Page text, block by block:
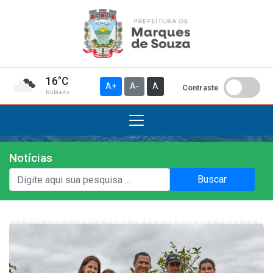
16°C
Nublado
A+ A- A Contraste
Institucional
A Prefeitura
História do Município
Símbolos Oficiais
Notícias
Buscar